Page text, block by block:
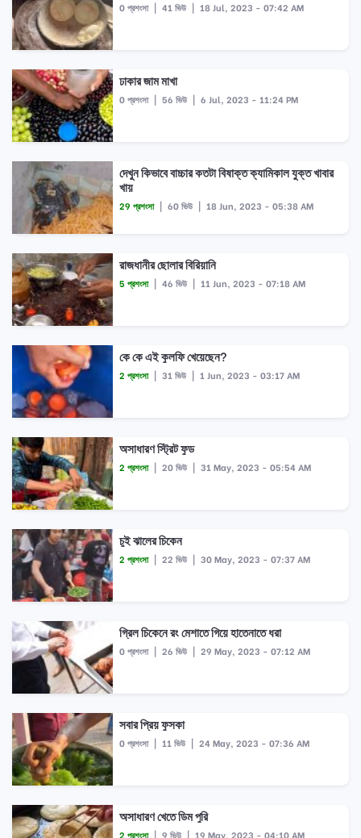
0 প্রশংসা | 41 ভিউ | 18 Jul, 2023 - 07:42 AM
ঢাকার জাম মাখা
0 প্রশংসা | 56 ভিউ | 6 Jul, 2023 - 11:24 PM
দেখুন কিভাবে বাচ্চার কতটা বিষাক্ত ক্যামিকাল যুক্ত খাবার
খায়
29 প্রশংসা | 60 ভিউ | 18 Jun, 2023 - 05:38 AM
রাজধানীর ছোলার বিরিয়ানি
5 প্রশংসা | 46 ভিউ | 11 Jun, 2023 - 07:18 AM
কে কে এই কুলফি খেয়েছেন?
2 প্রশংসা | 31 ভিউ | 1 Jun, 2023 - 03:17 AM
অসাধারণ স্ট্রিট ফুড
2 প্রশংসা | 20 ভিউ | 31 May, 2023 - 05:54 AM
চুই ঝালের চিকেন
2 প্রশংসা | 22 ভিউ | 30 May, 2023 - 07:37 AM
গ্রিল চিকেনে রং মেশাতে গিয়ে হাতেনাতে ধরা
0 প্রশংসা | 26 ভিউ | 29 May, 2023 - 07:12 AM
সবার প্রিয় ফুসকা
0 প্রশংসা | 11 ভিউ | 24 May, 2023 - 07:36 AM
অসাধারণ খেতে ডিম পুরি
2 প্রশংসা | 9 ভিউ | 19 May, 2023 - 04:10 AM